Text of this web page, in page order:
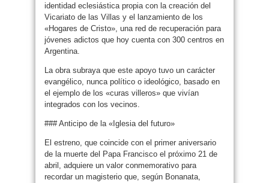
identidad eclesiástica propia con la creación del
Vicariato de las Villas y el lanzamiento de los
«Hogares de Cristo», una red de recuperación para
jóvenes adictos que hoy cuenta con 300 centros en
Argentina.
La obra subraya que este apoyo tuvo un carácter
evangélico, nunca político o ideológico, basado en
el ejemplo de los «curas villeros» que vivían
integrados con los vecinos.
### Anticipo de la «Iglesia del futuro»
El estreno, que coincide con el primer aniversario
de la muerte del Papa Francisco el próximo 21 de
abril, adquiere un valor conmemorativo para
recordar un magisterio que, según Bonanata,